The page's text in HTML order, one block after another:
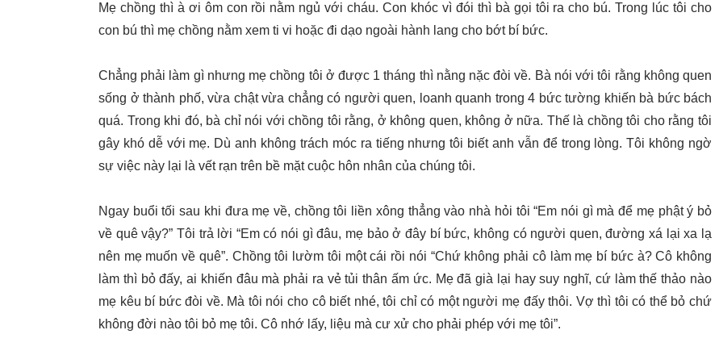
Mẹ chồng thì à ơi ôm con rồi nằm ngủ với cháu. Con khóc vì đói thì bà gọi tôi ra cho bú. Trong lúc tôi cho
con bú thì mẹ chồng nằm xem ti vi hoặc đi dạo ngoài hành lang cho bớt bí bức.
Chẳng phải làm gì nhưng mẹ chồng tôi ở được 1 tháng thì nằng nặc đòi về. Bà nói với tôi rằng không quen
sống ở thành phố, vừa chật vừa chẳng có người quen, loanh quanh trong 4 bức tường khiến bà bức bách
quá. Trong khi đó, bà chỉ nói với chồng tôi rằng, ở không quen, không ở nữa. Thế là chồng tôi cho rằng tôi
gây khó dễ với mẹ. Dù anh không trách móc ra tiếng nhưng tôi biết anh vẫn để trong lòng. Tôi không ngờ
sự việc này lại là vết rạn trên bề mặt cuộc hôn nhân của chúng tôi.
Ngay buổi tối sau khi đưa mẹ về, chồng tôi liền xông thẳng vào nhà hỏi tôi “Em nói gì mà để mẹ phật ý bỏ
về quê vậy?” Tôi trả lời “Em có nói gì đâu, mẹ bảo ở đây bí bức, không có người quen, đường xá lại xa lạ
nên mẹ muốn về quê”. Chồng tôi lườm tôi một cái rồi nói “Chứ không phải cô làm mẹ bí bức à? Cô không
làm thì bỏ đấy, ai khiến đâu mà phải ra vẻ tủi thân ấm ức. Mẹ đã già lại hay suy nghĩ, cứ làm thế thảo nào
mẹ kêu bí bức đòi về. Mà tôi nói cho cô biết nhé, tôi chỉ có một người mẹ đấy thôi. Vợ thì tôi có thể bỏ chứ
không đời nào tôi bỏ mẹ tôi. Cô nhớ lấy, liệu mà cư xử cho phải phép với mẹ tôi”.